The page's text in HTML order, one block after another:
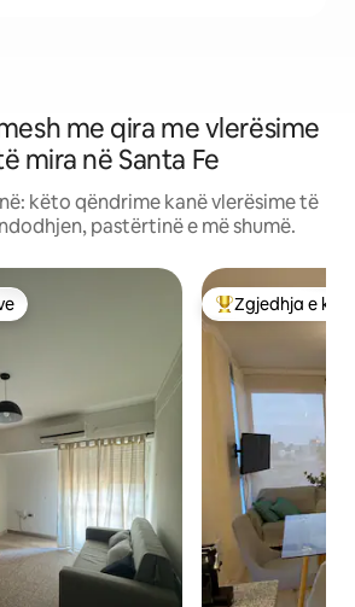
me qira me vlerësime
mira në Santa Fe
këto qëndrime kanë vlerësime të
pastërtinë e më shumë.
Më të mirat e
Zgjedhja e